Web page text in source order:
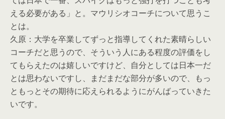
える必要がある」と。マウリシオコーチについて思うこ
とは。
久原：大学を卒業してずっと指導してくれた素晴らしい
コーチだと思うので、そういう人にある程度の評価をし
てもらえたのは嬉しいですけど、自分としては日本一だ
とは思わないですし、まだまだな部分が多いので、もっ
ともっとその期待に応えられるようにがんばっていきた
いです。